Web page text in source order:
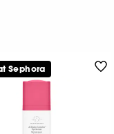
Sephora